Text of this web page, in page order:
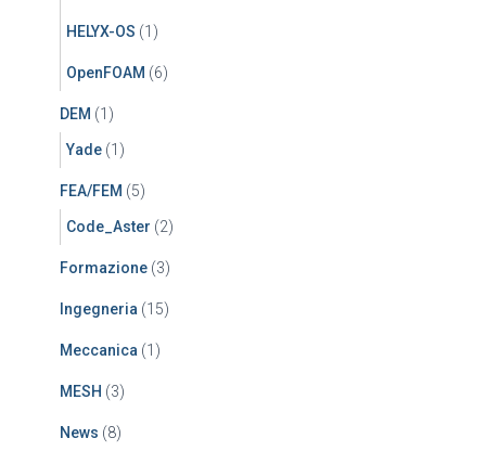
HELYX-OS (1)
OpenFOAM (6)
DEM (1)
Yade (1)
FEA/FEM (5)
Code_Aster (2)
Formazione (3)
Ingegneria (15)
Meccanica (1)
MESH (3)
News (8)